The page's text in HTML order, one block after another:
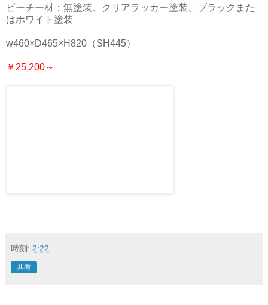
ビーチー材：無塗装、クリアラッカー塗装、ブラックまた
はホワイト塗装
w460×D465×H820（SH445）
￥25,200～
時刻: 2:22
共有